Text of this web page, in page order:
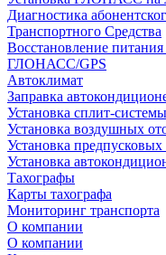
Диагностика
Транспортного Средства
Восстановление
ГЛОНАСС/GPS
Автоклимат
Заправка
Установка сплит-
Установка воздушных
Установка предпусковых
Установка
Тахографы
Карты тахографа
Мониторинг транспорта
О компании
О компании